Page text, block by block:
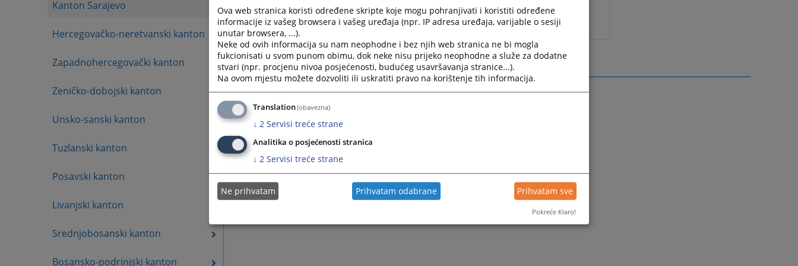
Kanton Sarajevo
Hercegovačko-neretvanski kanton
Zapadnohercegovački kanton
Zeničko-dobojski kanton
Unsko-sanski kanton
Tuzlanski kanton
Posavski kanton
Livanjski kanton
Srednjobosanski kanton
Bosansko-podrinjski kanton
Čoko Nermin - istražitelj
mob: 061 556 215
Ova web stranica koristi određene skripte koje mogu pohranjivati i koristiti određene
informacije iz vašeg browsera i vašeg uređaja (npr. IP adresa uređaja, varijable o sesiji
unutar browsera, ...).
Neke od ovih informacija su nam neophodne i bez njih web stranica ne bi mogla
fukcionisati u svom punom obimu, dok neke nisu prijeko neophodne a služe za dodatne
stvari (npr. procjenu nivoa posjećenosti, budućeg usavršavanja stranice...).
Na ovom mjestu možete dozvoliti ili uskratiti pravo na korištenje tih informacija.
Translation(obavezna)
↓ 2 Servisi treće strane
Analitika o posjećenosti stranica
↓ 2 Servisi treće strane
Ne prihvatam Prihvatam odabrane Prihvatam sve
Pokreće Klaro!